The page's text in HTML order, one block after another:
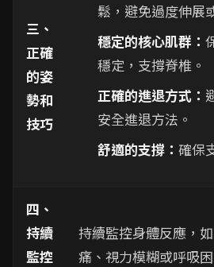
三、
正確
的姿
勢和
技巧
鬆，避免過度伸展
穩定的核心肌群：
穩定，支撐脊椎。
正確的進退方式：
安全進退方法。
舒適的支撐： 確保
四、
持續
監控
持續監控身體反應，
痛、視力模糊或呼吸